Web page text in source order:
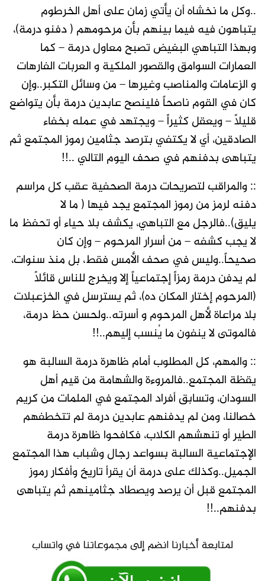
..وكل ما نخشاه أن يأتي زمان على أهل الخرطوم
يتباهون فيه فيما بينهم بأن مرحومهم ( دفنو درمة)،
وبهذا التباهي البغيض تصبح معاول درمة – كما
العمارات السوامق والقصور الملكية و العربات الفارهات
و الزعامات والمناصب وغيرها – من وسائل التكبر..وإن
كان في القوم ناصحاً فلينصح عابدين درمة بأن يتواضع
قليلاً – ويعقل كثيراً – ويجتهد في عمله بخفاء
الصادقين، أي لا يكتفي بترصد جثامين رموز المجتمع ثم
يتباهى بدفنهم في صحف اليوم التالي ..!!
:: والمراقب لتصريحات درمة الصحفية عقب كل مراسم
دفنه لرمز من رموز المجتمع يجد فيها ( ما لا
يليق)..فالرجل مع التباهي، يكشف بلا حياء أو تحفظ ما
لا يجب كشفه – من أسرار المرحوم – وإن كان
صحيحاً..وليس في صحف الأمس فقط، بل منذ سنوات،
لم يدفن درمة رمزاً إجتماعياً إلا ويخرج للناس قائلاً
(المرحوم إختار المكان ده)، ثم يسترسل في الخزعبلات
بلا مراعاة لأهل المرحوم و أسرته..ولحسن حظ درمة،
فالموتى لا ينفون ما يُنسب إليهم..!!
:: والمهم، كل المطلوب أمام ظاهرة درمة السالبة هو
يقظة المجتمع..فالمروءة والشهامة من قيم أهل
السودان، وتسابق أفراد المجتمع في الملمات من كريم
خصالنا، ومن لم يدفنهم عابدين درمة لم تتخطفهم
الطير أو تنهشهم الكلاب، فكافحوا ظاهرة درمة
الإجتماعية السالبة بسواعد رجال وشباب هذا المجتمع
الجميل..وكذلك على درمة أن يقرأ تاريخ وأفكار رموز
المجتمع قبل أن يرصد ويصطاد جثامينهم ثم يتباهى
بدفنهم..!!